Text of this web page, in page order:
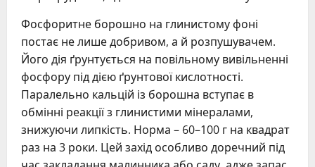
Фосфоритне борошно на глинистому фоні
постає не лише добривом, а й розпушувачем.
Його дія ґрунтується на повільному вивільненні
фосфору під дією ґрунтової кислотності.
Паралельно кальцій із борошна вступає в
обмінні реакції з глинистими мінералами,
знижуючи липкість. Норма – 60–100 г на квадрат
раз на 3 роки. Цей захід особливо доречний під